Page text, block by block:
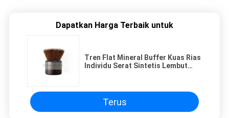
Dapatkan Harga Terbaik untuk
Tren Flat Mineral Buffer Kuas Rias
Individu Serat Sintetis Lembut
Terus